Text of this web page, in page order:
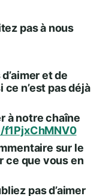
pas à nous
et de
ce n’est pas déjà
à notre chaîne
sur le
ce que vous en
pas d’aimer